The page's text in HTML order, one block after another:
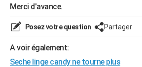
Merci d'avance.
Posez votre question Partager
A voir également:
Seche linge candy ne tourne plus